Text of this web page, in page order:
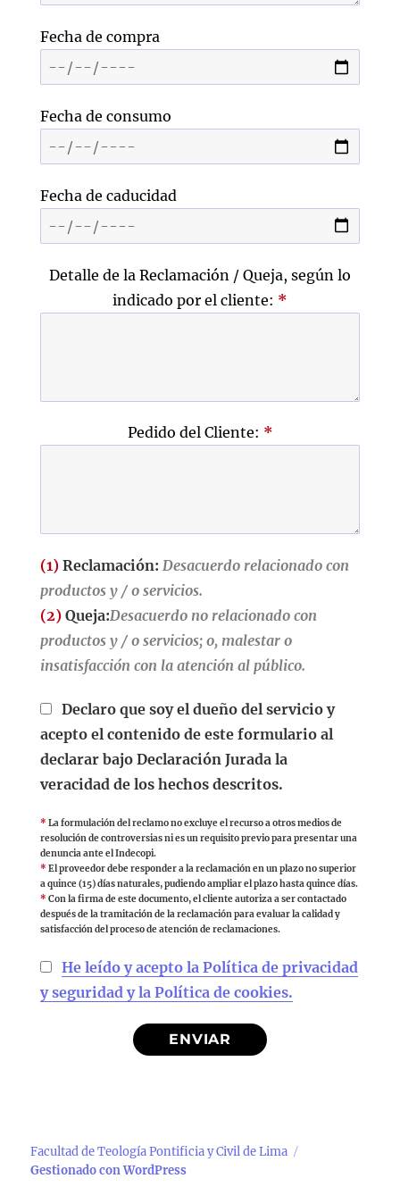
Fecha de compra
Fecha de consumo
Fecha de caducidad
Detalle de la Reclamación / Queja, según lo
indicado por el cliente: *
Pedido del Cliente: *
(1) Reclamación: Desacuerdo relacionado con
productos y / o servicios.
(2) Queja:Desacuerdo no relacionado con
productos y / o servicios; o, malestar o
insatisfacción con la atención al público.
Declaro que soy el dueño del servicio y
acepto el contenido de este formulario al
declarar bajo Declaración Jurada la
veracidad de los hechos descritos.
* La formulación del reclamo no excluye el recurso a otros medios de
resolución de controversias ni es un requisito previo para presentar una
denuncia ante el Indecopi.
* El proveedor debe responder a la reclamación en un plazo no superior
a quince (15) días naturales, pudiendo ampliar el plazo hasta quince días.
* Con la firma de este documento, el cliente autoriza a ser contactado
después de la tramitación de la reclamación para evaluar la calidad y
satisfacción del proceso de atención de reclamaciones.
He leído y acepto la Política de privacidad
y seguridad y la Política de cookies.
Facultad de Teología Pontificia y Civil de Lima
Gestionado con WordPress